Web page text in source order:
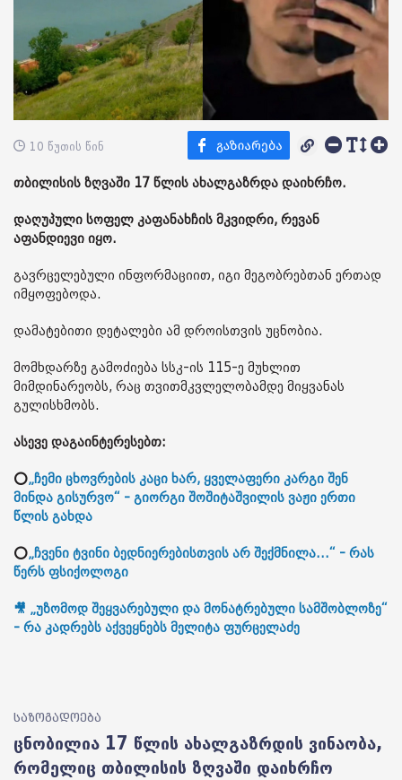
10 წუთის წინ
თბილისის ზღვაში 17 წლის ახალგაზრდა დაიხრჩო.
დაღუპული სოფელ კაფანახჩის მკვიდრი, რევან
აფანდიევი იყო.
გავრცელებული ინფორმაციით, იგი მეგობრებთან ერთად
იმყოფებოდა.
დამატებითი დეტალები ამ დროისთვის უცნობია.
მომხდარზე გამოძიება სსკ-ის 115-ე მუხლით
მიმდინარეობს, რაც თვითმკვლელობამდე მიყვანას
გულისხმობს.
ასევე დაგაინტერესებთ:
⭕„ჩემი ცხოვრების კაცი ხარ, ყველაფერი კარგი შენ
მინდა გისურვო“ - გიორგი შოშიტაშვილის ვაჟი ერთი
წლის გახდა
⭕„ჩვენი ტვინი ბედნიერებისთვის არ შექმნილა...“ - რას
წერს ფსიქოლოგი
🎥 „უზომოდ შეყვარებული და მონატრებული სამშობლოზე“
- რა კადრებს აქვეყნებს მელიტა ფურცელაძე
საზოგადოება
ცნობილია 17 წლის ახალგაზრდის ვინაობა,
რომელიც თბილისის ზღვაში დაიხრჩო